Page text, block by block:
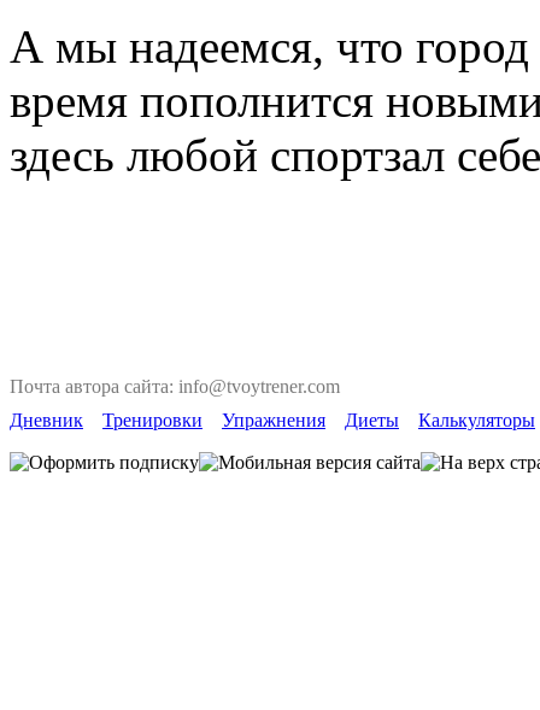
А мы надеемся, что
время пополнится
здесь любой спортзал
Почта автора сайта: info@tvoytrener.com
Дневник
Тренировки Упражнения Диеты Калькуляторы